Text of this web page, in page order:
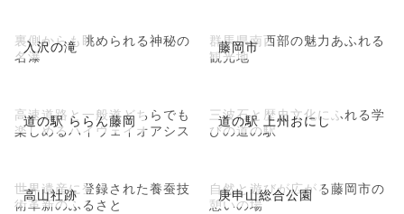
入沢の滝
裏側からも眺められる神秘の
名瀑
藤岡市
群馬県南西部の魅力あふれる
観光地
道の駅 ららん藤岡
高速道路と一般道どちらでも
楽しめるハイウェイオアシス
道の駅 上州おにし
三波石と歴史文化にふれる学
びの道の駅
高山社跡
世界遺産に登録された養蚕技
術革新のふるさと
庚申山総合公園
自然と遊びが広がる藤岡市の
憩いの場